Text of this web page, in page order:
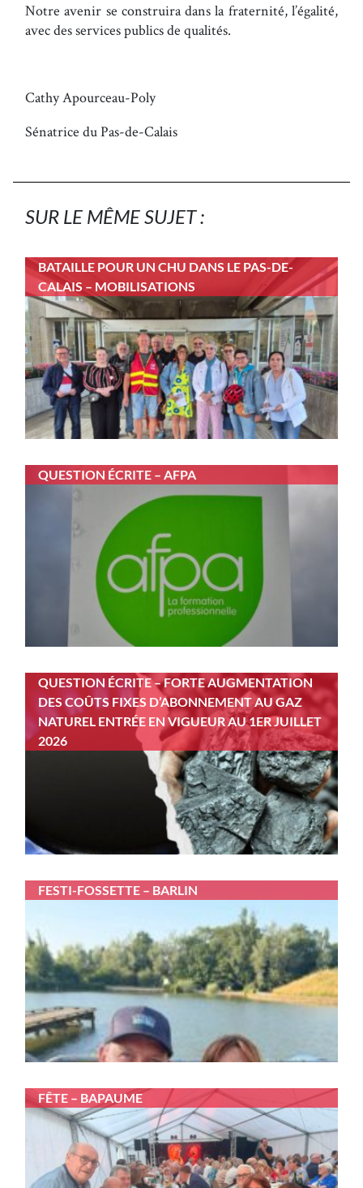
Notre avenir se construira dans la fraternité, l’égalité,
avec des services publics de qualités.
Cathy Apourceau-Poly
Sénatrice du Pas-de-Calais
SUR LE MÊME SUJET :
BATAILLE POUR UN CHU DANS LE PAS-DE-
CALAIS – MOBILISATIONS
QUESTION ÉCRITE – AFPA
QUESTION ÉCRITE – FORTE AUGMENTATION
DES COÛTS FIXES D’ABONNEMENT AU GAZ
NATUREL ENTRÉE EN VIGUEUR AU 1ER JUILLET
2026
FESTI-FOSSETTE – BARLIN
FÊTE – BAPAUME